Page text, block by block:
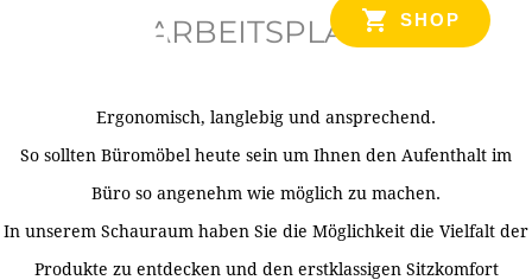
SHOP
ARBEITSPLATZ
Ergonomisch, langlebig und ansprechend.
So sollten Büromöbel heute sein um Ihnen den Aufenthalt im
Büro so angenehm wie möglich zu machen.
In unserem Schauraum haben Sie die Möglichkeit die Vielfalt der
Produkte zu entdecken und den erstklassigen Sitzkomfort